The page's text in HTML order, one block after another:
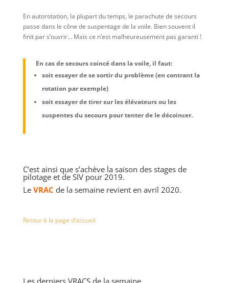
En autorotation, la plupart du temps, le parachute de secours
passe dans le cône de suspentage de la voile. Bien souvent il
finit par s’ouvrir… Mais ce n’est malheureusement pas garanti !
En cas de secours coincé dans la voile, il faut:
soit essayer de se sortir du problème (en contrant la
rotation par exemple)
soit essayer de tirer sur les élévateurs ou les
suspentes du secours pour tenter de le décoincer.
C’est ainsi que s’achève la saison des stages de
pilotage et de SIV pour 2019.
Le VRAC de la semaine revient en avril 2020.
Retour à la page d’accueil
Les derniers VRACS de la semaine